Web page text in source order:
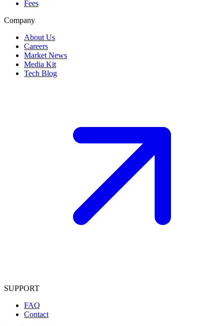
Fees
Company
About Us
Careers
Market News
Media Kit
Tech Blog
SUPPORT
FAQ
Contact